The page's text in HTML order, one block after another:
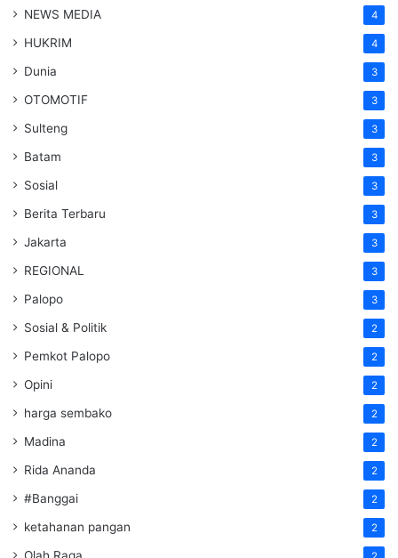
NEWS MEDIA 4
HUKRIM 4
Dunia 3
OTOMOTIF 3
Sulteng 3
Batam 3
Sosial 3
Berita Terbaru 3
Jakarta 3
REGIONAL 3
Palopo 3
Sosial & Politik 2
Pemkot Palopo 2
Opini 2
harga sembako 2
Madina 2
Rida Ananda 2
#Banggai 2
ketahanan pangan 2